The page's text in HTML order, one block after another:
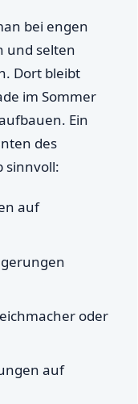
bei engen
und selten
Dort bleibt
im Sommer
Ein
des
sinnvoll:
auf
oder
auf